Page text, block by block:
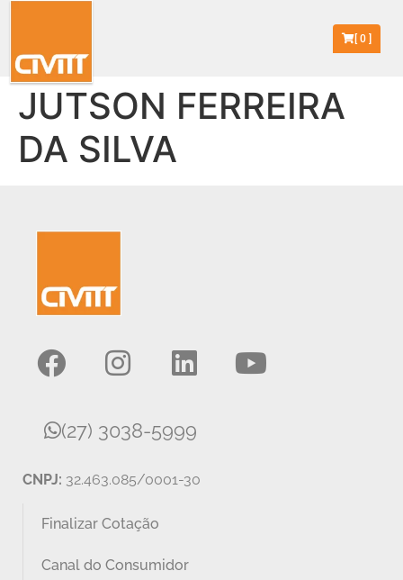
[0]
JUTSON FERREIRA
DA SILVA
(27) 3038-5999
CNPJ: 32.463.085/0001-30
Finalizar Cotação
Canal do Consumidor